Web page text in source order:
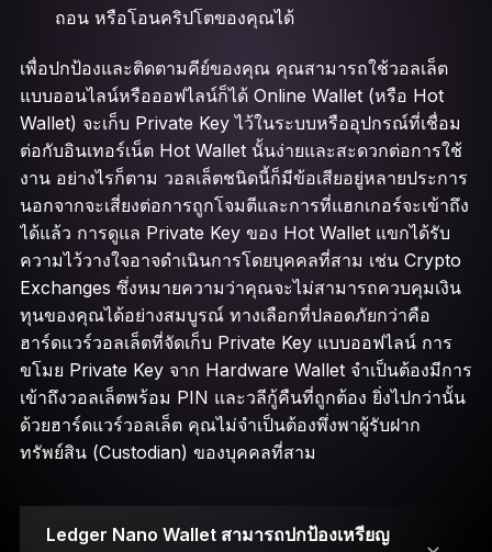
ถอน หรือโอนคริปโตของคุณได้
เพื่อปกป้องและติดตามคีย์ของคุณ คุณสามารถใช้วอลเล็ต
แบบออนไลน์หรือออฟไลน์ก็ได้ Online Wallet (หรือ Hot
Wallet) จะเก็บ Private Key ไว้ในระบบหรืออุปกรณ์ที่เชื่อม
ต่อกับอินเทอร์เน็ต Hot Wallet นั้นง่ายและสะดวกต่อการใช้
งาน อย่างไรก็ตาม วอลเล็ตชนิดนี้ก็มีข้อเสียอยู่หลายประการ
นอกจากจะเสี่ยงต่อการถูกโจมตีและการที่แฮกเกอร์จะเข้าถึง
ได้แล้ว การดูแล Private Key ของ Hot Wallet แขกได้รับ
ความไว้วางใจอาจดำเนินการโดยบุคคลที่สาม เช่น Crypto
Exchanges ซึ่งหมายความว่าคุณจะไม่สามารถควบคุมเงิน
ทุนของคุณได้อย่างสมบูรณ์ ทางเลือกที่ปลอดภัยกว่าคือ
ฮาร์ดแวร์วอลเล็ตที่จัดเก็บ Private Key แบบออฟไลน์ การ
ขโมย Private Key จาก Hardware Wallet จำเป็นต้องมีการ
เข้าถึงวอลเล็ตพร้อม PIN และวลีกู้คืนที่ถูกต้อง ยิ่งไปกว่านั้น
ด้วยฮาร์ดแวร์วอลเล็ต คุณไม่จำเป็นต้องพึ่งพาผู้รับฝาก
ทรัพย์สิน (Custodian) ของบุคคลที่สาม
Ledger Nano Wallet สามารถปกป้องเหรียญ